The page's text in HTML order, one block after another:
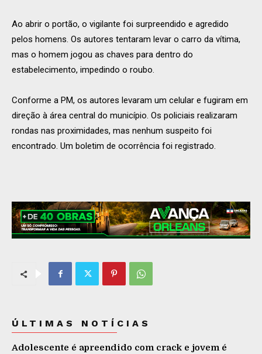
Ao abrir o portão, o vigilante foi surpreendido e agredido
pelos homens. Os autores tentaram levar o carro da vítima,
mas o homem jogou as chaves para dentro do
estabelecimento, impedindo o roubo.
Conforme a PM, os autores levaram um celular e fugiram em
direção à área central do município. Os policiais realizaram
rondas nas proximidades, mas nenhum suspeito foi
encontrado. Um boletim de ocorrência foi registrado.
ÚLTIMAS NOTÍCIAS
Adolescente é apreendido com crack e jovem é